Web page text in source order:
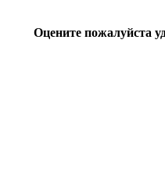
Оцените пожалуйста